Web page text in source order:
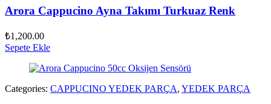
Arora Cappucino Ayna Takımı Turkuaz Renk
₺1,200.00
Sepete Ekle
Categories: CAPPUCINO YEDEK PARÇA, YEDEK PARÇA